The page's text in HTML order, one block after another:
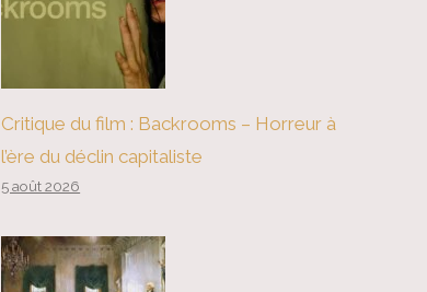
Critique du film : Backrooms – Horreur à
l’ère du déclin capitaliste
5 août 2026